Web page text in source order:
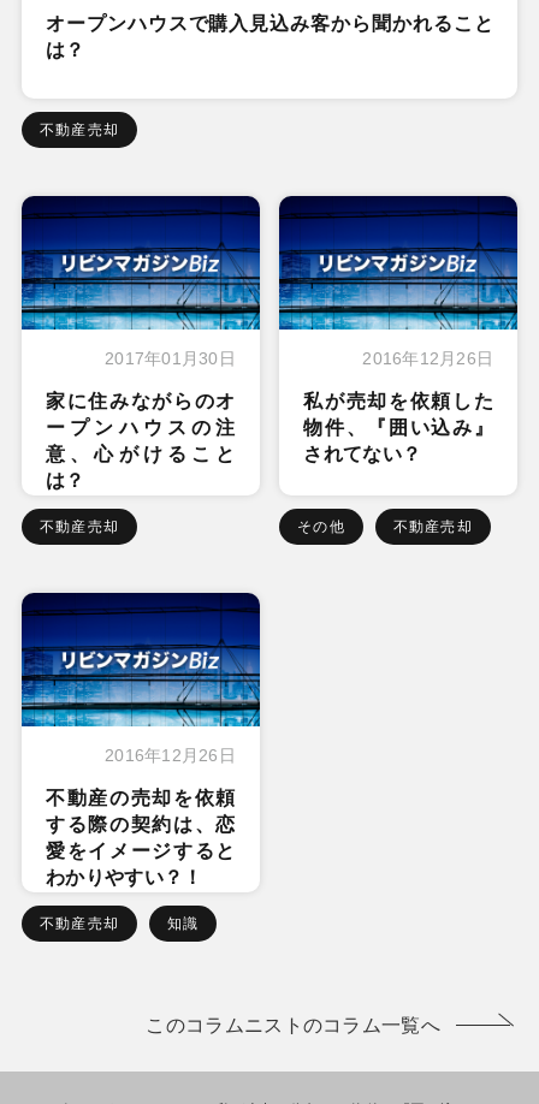
オープンハウスで購入見込み客から聞かれること
は？
不動産売却
2017年01月30日
家に住みながらのオ
ープンハウスの注
意、心がけること
は？
不動産売却
2016年12月26日
私が売却を依頼した
物件、『囲い込み』
されてない？
その他 不動産売却
2016年12月26日
不動産の売却を依頼
する際の契約は、恋
愛をイメージすると
わかりやすい？！
不動産売却 知識
このコラムニストのコラム一覧へ